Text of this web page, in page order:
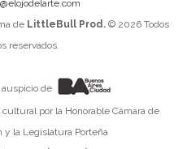
de LittleBull Prod.© 2026 Todos
reservados.
de
por la Honorable Cámara de
y la Legislatura Porteña